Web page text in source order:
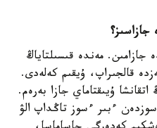
جازامىن. مەندە قىسىلتاياڭ
12. سول كەزدە قالجىراپ، ۇيقىم كەلەدى.
اتقانشا ۇيىقتاماي جازا بەرەم.
ءبىر ءسوز تاڭداپ الۋ